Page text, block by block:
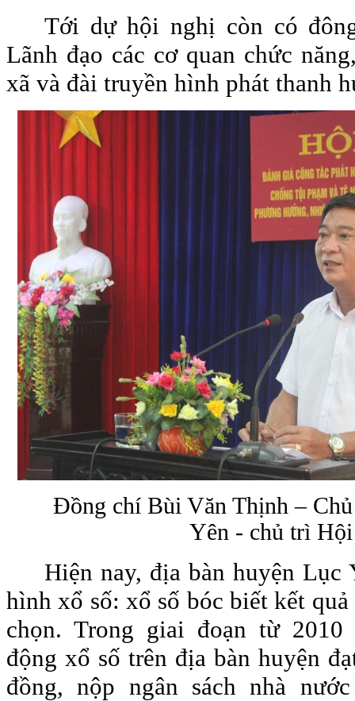
Tới dự hội nghị còn có
Lãnh đạo các cơ quan chức
xã và đài truyền hình phát thanh
Đồng chí Bùi Văn Thịnh –
Yên - chủ trì
Hiện nay, địa bàn huyện Lục
hình xổ số: xổ số bóc biết kết
chọn. Trong giai đoạn từ 2010
động xổ số trên địa bàn huyện
đồng, nộp ngân sách nhà